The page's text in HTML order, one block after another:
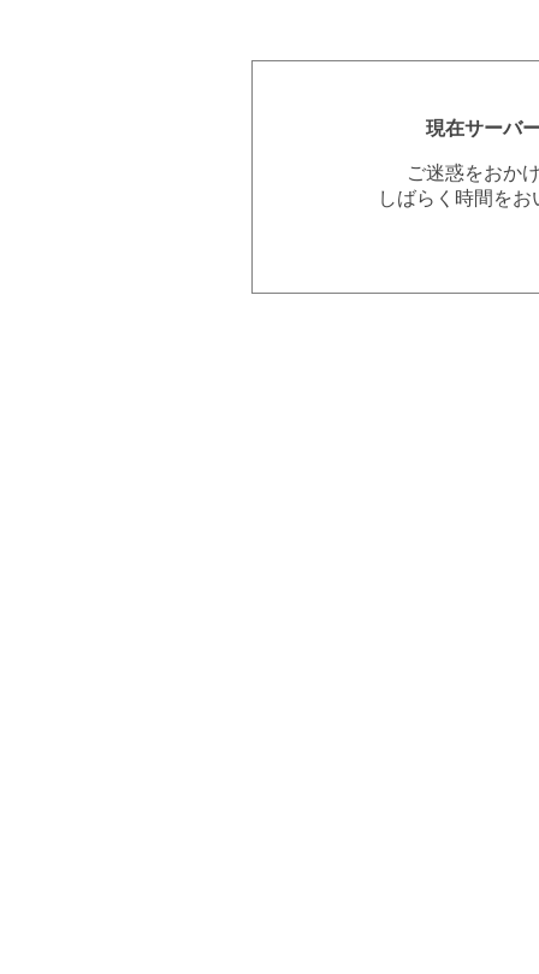
現在サーバ
ご迷惑をおか
しばらく時間を